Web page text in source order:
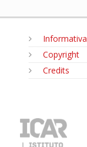
Copyright
Credits